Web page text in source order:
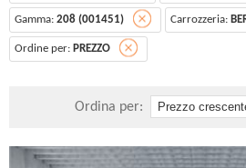
Gamma: 208 (001451) Carrozzeria:
Ordine per: PREZZO
Ordina per: